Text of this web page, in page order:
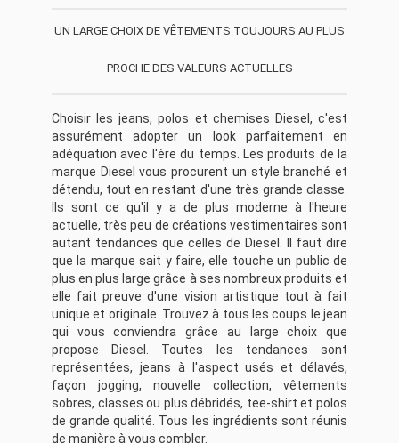
UN LARGE CHOIX DE VÊTEMENTS TOUJOURS AU PLUS
PROCHE DES VALEURS ACTUELLES
Choisir les jeans, polos et chemises Diesel, c'est
assurément adopter un look parfaitement en
adéquation avec l'ère du temps. Les produits de la
marque Diesel vous procurent un style branché et
détendu, tout en restant d'une très grande classe.
Ils sont ce qu'il y a de plus moderne à l'heure
actuelle, très peu de créations vestimentaires sont
autant tendances que celles de Diesel. Il faut dire
que la marque sait y faire, elle touche un public de
plus en plus large grâce à ses nombreux produits et
elle fait preuve d'une vision artistique tout à fait
unique et originale. Trouvez à tous les coups le jean
qui vous conviendra grâce au large choix que
propose Diesel. Toutes les tendances sont
représentées, jeans à l'aspect usés et délavés,
façon jogging, nouvelle collection, vêtements
sobres, classes ou plus débridés, tee-shirt et polos
de grande qualité. Tous les ingrédients sont réunis
de manière à vous combler.